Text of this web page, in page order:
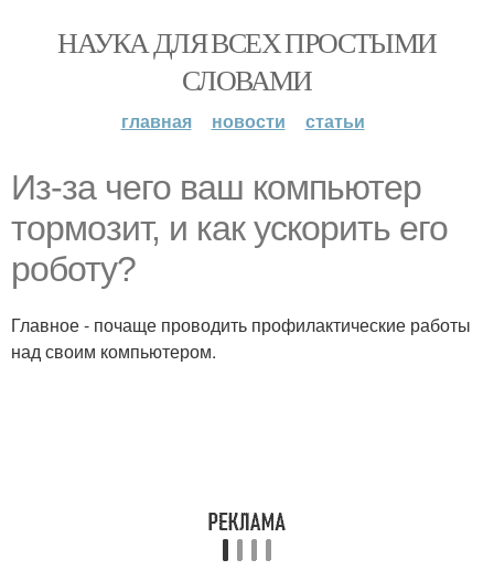
НАУКА ДЛЯ ВСЕХ ПРОСТЫМИ
СЛОВАМИ
главная новости статьи
Из-за чего ваш компьютер
тормозит, и как ускорить его
роботу?
Главное - почаще проводить профилактические работы
над своим компьютером.